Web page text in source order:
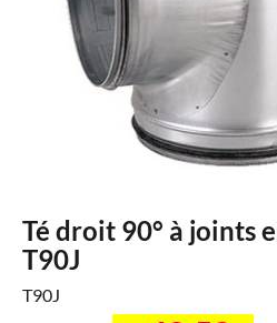
Té droit 90° à joints
T90J
T90J